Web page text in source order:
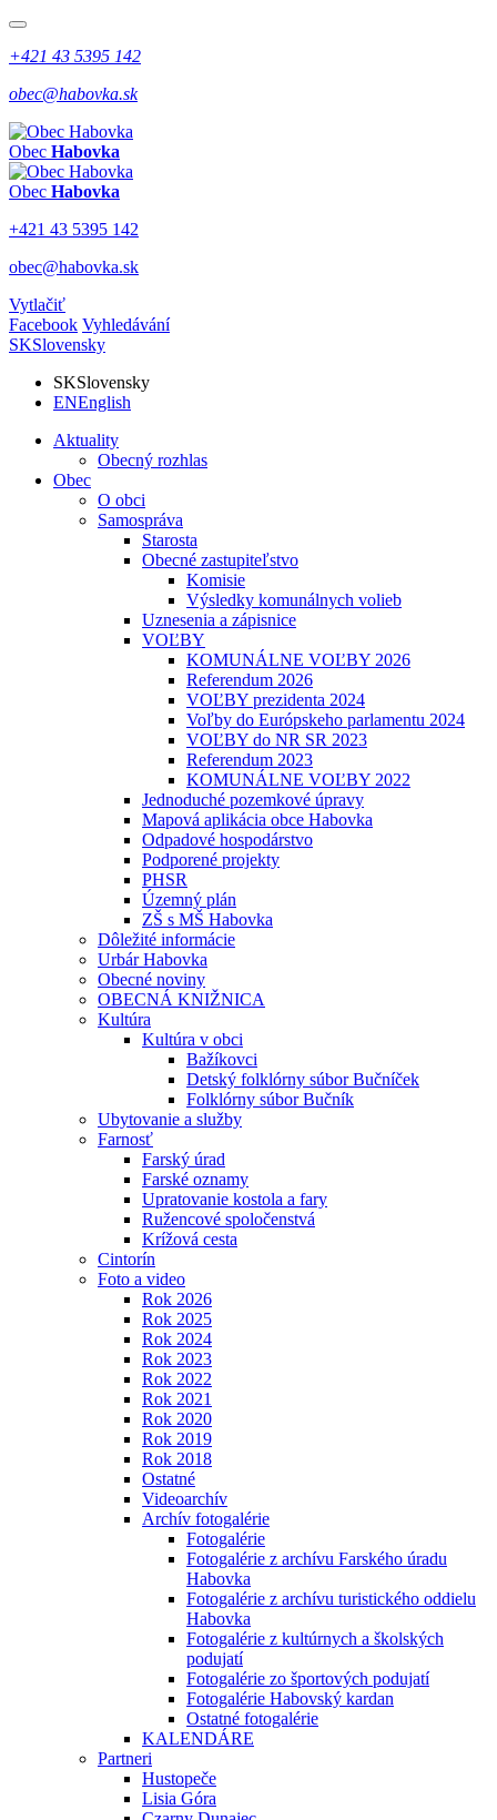
+421 43 5395 142
obec@habovka.sk
Obec Habovka
Obec Habovka
+421 43 5395 142
obec@habovka.sk
Vytlačiť
Facebook Vyhledávání
SKSlovensky
SKSlovensky
ENEnglish
Aktuality
Obecný rozhlas
Obec
O obci
Samospráva
Starosta
Obecné zastupiteľstvo
Komisie
Výsledky komunálnych volieb
Uznesenia a zápisnice
VOĽBY
KOMUNÁLNE VOĽBY 2026
Referendum 2026
VOĽBY prezidenta 2024
Voľby do Európskeho parlamentu 2024
VOĽBY do NR SR 2023
Referendum 2023
KOMUNÁLNE VOĽBY 2022
Jednoduché pozemkové úpravy
Mapová aplikácia obce Habovka
Odpadové hospodárstvo
Podporené projekty
PHSR
Územný plán
ZŠ s MŠ Habovka
Dôležité informácie
Urbár Habovka
Obecné noviny
OBECNÁ KNIŽNICA
Kultúra
Kultúra v obci
Bažíkovci
Detský folklórny súbor Bučníček
Folklórny súbor Bučník
Ubytovanie a služby
Farnosť
Farský úrad
Farské oznamy
Upratovanie kostola a fary
Ružencové spoločenstvá
Krížová cesta
Cintorín
Foto a video
Rok 2026
Rok 2025
Rok 2024
Rok 2023
Rok 2022
Rok 2021
Rok 2020
Rok 2019
Rok 2018
Ostatné
Videoarchív
Archív fotogalérie
Fotogalérie
Fotogalérie z archívu Farského úradu
Habovka
Fotogalérie z archívu turistického oddielu
Habovka
Fotogalérie z kultúrnych a školských
podujatí
Fotogalérie zo športových podujatí
Fotogalérie Habovský kardan
Ostatné fotogalérie
KALENDÁRE
Partneri
Hustopeče
Lisia Góra